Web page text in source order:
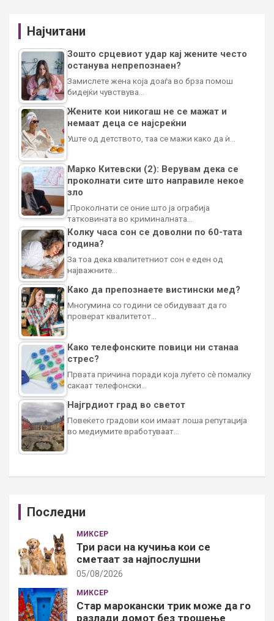
Најчитани
Зошто срцевиот удар кај жените често
останува непрепознаен?
Замислете жена која доаѓа во брза помош
бидејќи чувствува…
Жените кои никогаш не се мажат и
немаат деца се најсреќни
Уште од детството, таа се мажи како да ѝ…
Марко Китевски (2): Верувам дека се
проколнати сите што направиле некое
зло
„Проколнати се оние што ја ограбија
татковината во криминалната…
Колку часа сон се доволни по 60-тата
година?
За тоа дека квалитетниот сон е еден од
најважните…
Како да препознаете вистински мед?
Многумина со години се обидуваат да го
проверат квалитетот…
Како телефонските повици ни станаа
стрес?
Првата причина поради која луѓето сè помалку
сакаат телефонски…
Најгрдиот град во светот
Повеќето градови кои имаат лоша репутација
во медиумите вработуваат…
Последни
МИКСЕР
Три раси на кучиња кои се
сметаат за најпослушни
05/08/2026
МИКСЕР
Стар марокански трик може да го
разлади домот без трошење